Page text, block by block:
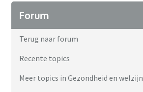
Forum
Terug naar forum
Recente topics
Meer topics in Gezondheid en welzijn